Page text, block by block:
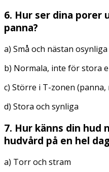
6. Hur ser dina porer
panna?
a) Små och nästan osynliga
b) Normala, inte för stora
c) Större i T-zonen (panna,
d) Stora och synliga
7. Hur känns din hud
hudvård på en hel
a) Torr och stram